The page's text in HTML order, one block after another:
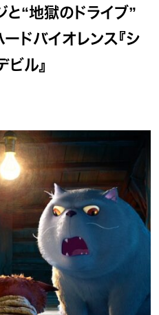
と“地獄のドライブ”
ドバイオレンス『シ
ビル』